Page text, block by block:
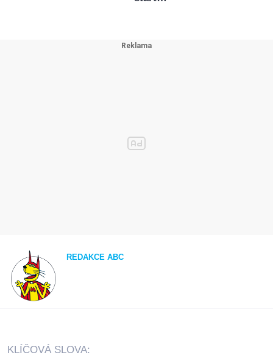
REDAKCE ABC
KLÍČOVÁ SLOVA: